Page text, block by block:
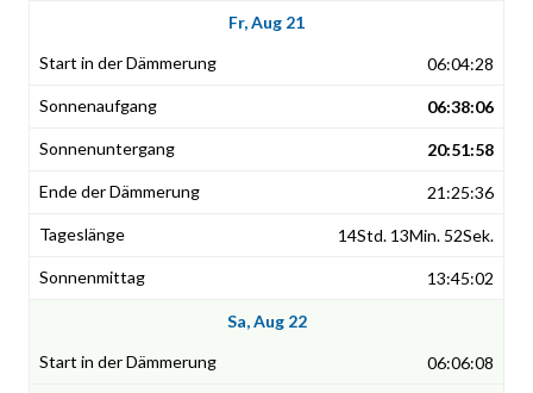
Fr, Aug 21
06:04:28
06:38:06
20:51:58
21:25:36
14Std. 13Min. 52Sek.
13:45:02
Sa, Aug 22
06:06:08